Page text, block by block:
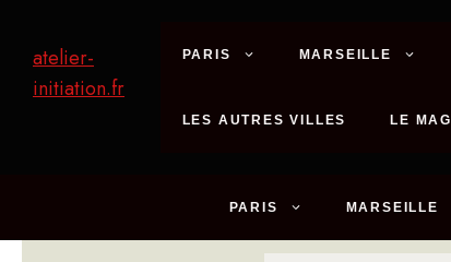
contenu
atelier-
initiation.fr
PARIS MARSEILLE
LES AUTRES VILLES LE MAG
PARIS MARSEILLE